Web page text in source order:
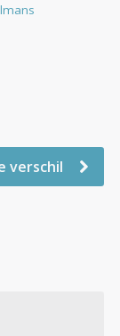
verschil